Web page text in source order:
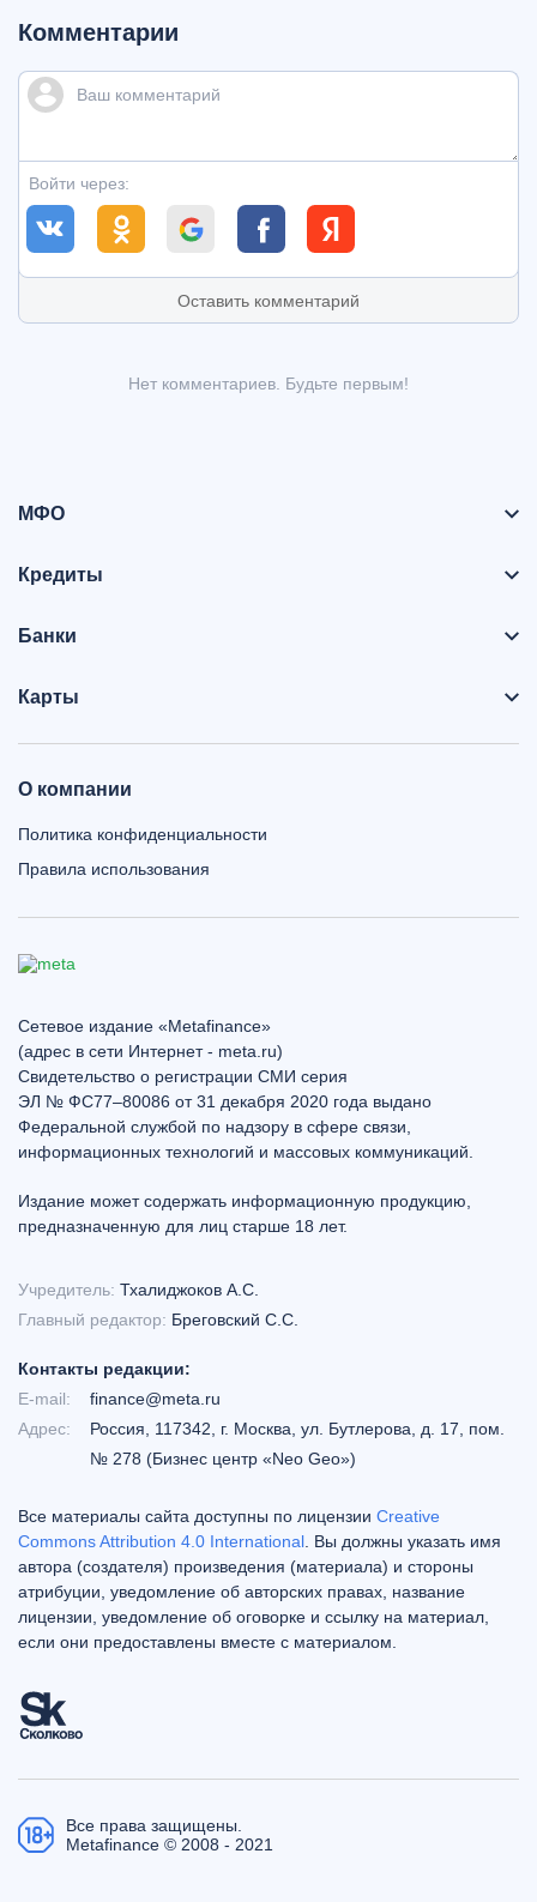
Комментарии
Войти через:
Оставить комментарий
Нет комментариев. Будьте первым!
МФО
Кредиты
Банки
Карты
О компании
Политика конфиденциальности
Правила использования
Сетевое издание «Metafinance»
(адрес в сети Интернет - meta.ru)
Свидетельство о регистрации СМИ серия
ЭЛ № ФС77–80086 от 31 декабря 2020 года выдано
Федеральной службой по надзору в сфере связи,
информационных технологий и массовых коммуникаций.
Издание может содержать информационную продукцию,
предназначенную для лиц старше 18 лет.
Учредитель: Тхалиджоков А.С.
Главный редактор: Бреговский С.С.
Контакты редакции:
E-mail:
finance@meta.ru
Адрес:
Россия, 117342, г. Москва, ул. Бутлерова, д. 17, пом.
№ 278 (Бизнес центр «Neo Geo»)
Все материалы сайта доступны по лицензии Creative
Commons Attribution 4.0 International . Вы должны указать имя
автора (создателя) произведения (материала) и стороны
атрибуции, уведомление об авторских правах, название
лицензии, уведомление об оговорке и ссылку на материал,
если они предоставлены вместе с материалом.
Все права защищены.
Metafinance © 2008 - 2021